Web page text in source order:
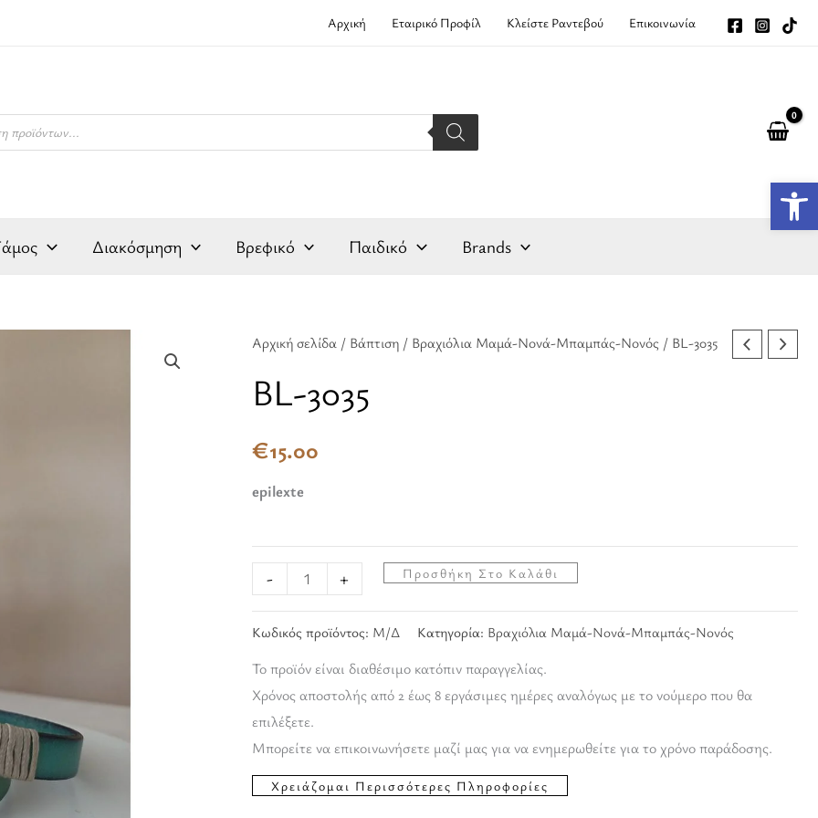
Αρχική Εταιρικό Προφίλ Κλείστε Ραντεβού Επικοινωνία
Διακόσμηση Βρεφικό Παιδικό Brands
Αρχική σελίδα / Βάπτιση / Βραχιόλια Μαμά-Νονά-Μπαμπάς-Νονός / BL-3035
BL-3035
€15.00
epilexte
-
BL-
ποσότητα
+ Προσθήκη Στο Καλάθι
Κωδικός προϊόντος: Μ/Δ Κατηγορία: Βραχιόλια Μαμά-Νονά-Μπαμπάς-Νονός
Το προϊόν είναι διαθέσιμο κατόπιν παραγγελίας.
Χρόνος αποστολής από 2 έως 8 εργάσιμες ημέρες αναλόγως με το νούμερο που θα
επιλέξετε.
Μπορείτε να επικοινωνήσετε μαζί μας για να ενημερωθείτε για το χρόνο παράδοσης.